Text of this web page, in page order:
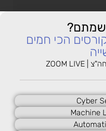
הכי חמים
Cyber
Machine